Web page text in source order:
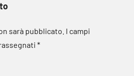
sarà pubblicato. I campi
*